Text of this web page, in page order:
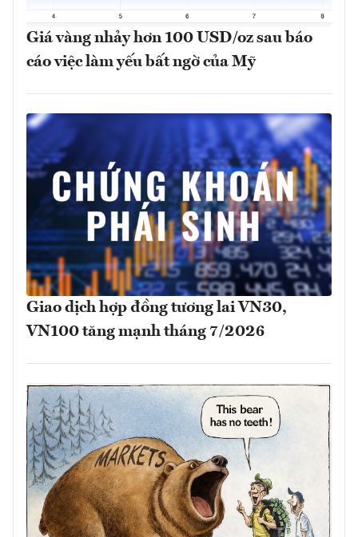
Giá vàng nhảy hơn 100 USD/oz sau báo
cáo việc làm yếu bất ngờ của Mỹ
Giao dịch hợp đồng tương lai VN30,
VN100 tăng mạnh tháng 7/2026